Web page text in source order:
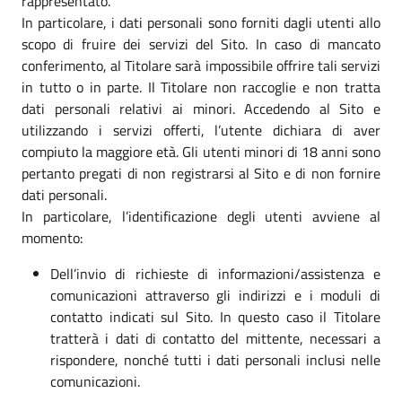
In particolare, i dati personali sono forniti dagli utenti allo
scopo di fruire dei servizi del Sito. In caso di mancato
conferimento, al Titolare sarà impossibile offrire tali servizi
in tutto o in parte. Il Titolare non raccoglie e non tratta
dati personali relativi ai minori. Accedendo al Sito e
utilizzando i servizi offerti, l’utente dichiara di aver
compiuto la maggiore età. Gli utenti minori di 18 anni sono
pertanto pregati di non registrarsi al Sito e di non fornire
dati personali.
In particolare, l’identificazione degli utenti avviene al
momento:
Dell’invio di richieste di informazioni/assistenza e
comunicazioni attraverso gli indirizzi e i moduli di
contatto indicati sul Sito. In questo caso il Titolare
tratterà i dati di contatto del mittente, necessari a
rispondere, nonché tutti i dati personali inclusi nelle
comunicazioni.